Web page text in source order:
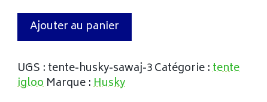
Ajouter au panier
UGS : tente-husky-sawaj-3Catégorie :tente
igloo Marque :Husky